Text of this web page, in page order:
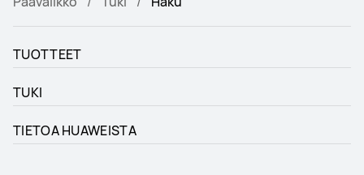
TUOTTEET
TUKI
TIETOA HUAWEISTA